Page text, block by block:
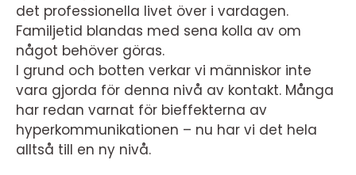
det professionella livet över i vardagen.
Familjetid blandas med sena kolla av om
något behöver göras.
I grund och botten verkar vi människor inte
vara gjorda för denna nivå av kontakt. Många
har redan varnat för bieffekterna av
hyperkommunikationen – nu har vi det hela
alltså till en ny nivå.